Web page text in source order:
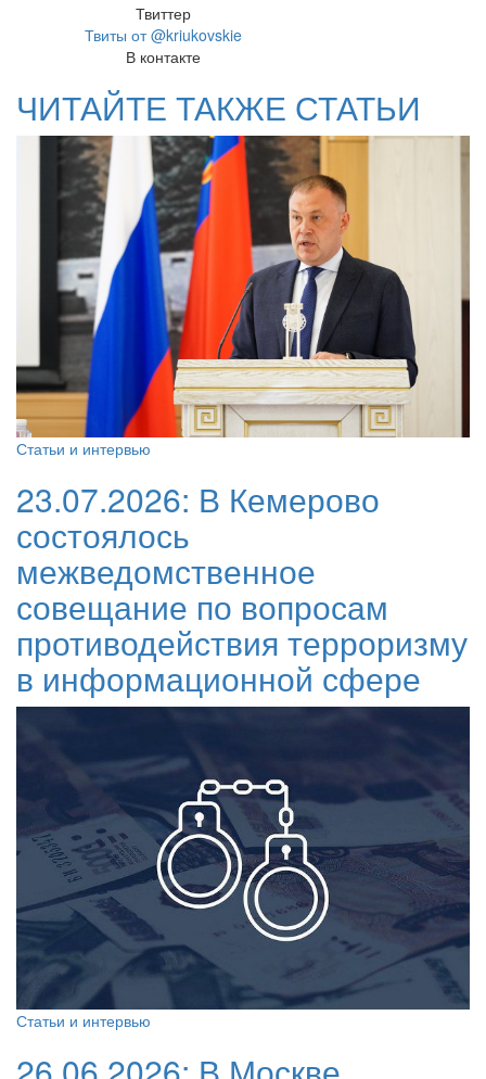
Твиттер
Твиты от @kriukovskie
В контакте
ЧИТАЙТЕ ТАКЖЕ СТАТЬИ
Статьи и интервью
23.07.2026: В Кемерово
состоялось
межведомственное
совещание по вопросам
противодействия терроризму
в информационной сфере
Статьи и интервью